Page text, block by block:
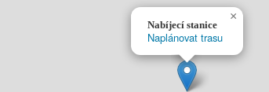
Nabíjecí stanice
Naplánovat trasu
×